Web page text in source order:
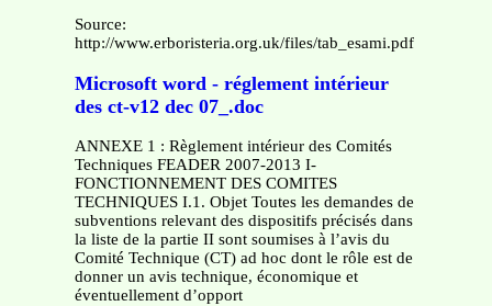
Source:
http://www.erboristeria.org.uk/files/tab_esami.pdf
Microsoft word - réglement intérieur
des ct-v12 dec 07_.doc
ANNEXE 1 : Règlement intérieur des Comités
Techniques FEADER 2007-2013 I-
FONCTIONNEMENT DES COMITES
TECHNIQUES I.1. Objet Toutes les demandes de
subventions relevant des dispositifs précisés dans
la liste de la partie II sont soumises à l’avis du
Comité Technique (CT) ad hoc dont le rôle est de
donner un avis technique, économique et
éventuellement d’opport